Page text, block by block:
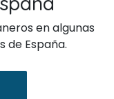
en algunas
de España.